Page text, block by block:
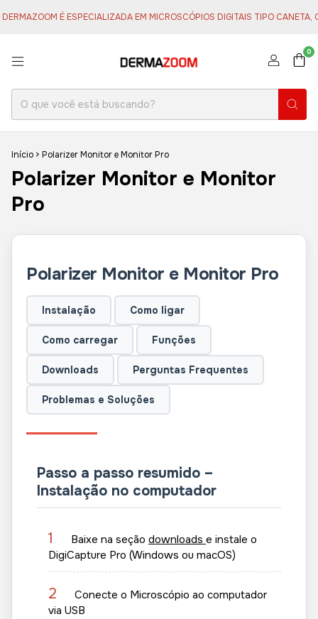
É ESPECIALIZADA EM MICROSCÓPIOS DIGITAIS TIPO CANETA,
0
Início > Polarizer Monitor e Monitor Pro
Polarizer Monitor e Monitor
Pro
Polarizer Monitor e Monitor Pro
Instalação Como ligar
Como carregar Funções
Downloads Perguntas Frequentes
Problemas e Soluções
Passo a passo resumido –
Instalação no computador
1 Baixe na seção downloads e instale o
DigiCapture Pro (Windows ou macOS)
2
Conecte o Microscópio ao computador
via USB